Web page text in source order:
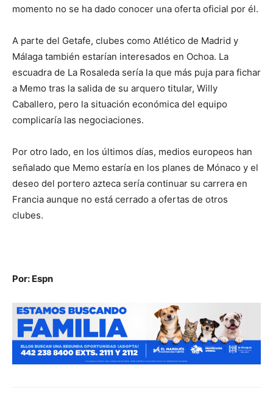
momento no se ha dado conocer una oferta oficial por él.
A parte del Getafe, clubes como Atlético de Madrid y
Málaga también estarían interesados en Ochoa. La
escuadra de La Rosaleda sería la que más puja para fichar
a Memo tras la salida de su arquero titular, Willy
Caballero, pero la situación económica del equipo
complicaría las negociaciones.
Por otro lado, en los últimos días, medios europeos han
señalado que Memo estaría en los planes de Mónaco y el
deseo del portero azteca sería continuar su carrera en
Francia aunque no está cerrado a ofertas de otros
clubes.
Por: Espn